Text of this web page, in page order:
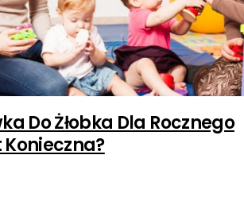
Do Żłobka Dla Rocznego
Konieczna?